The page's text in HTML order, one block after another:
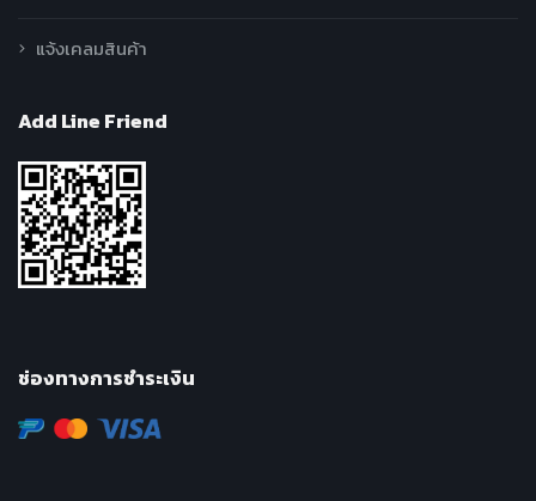
แจ้งเคลมสินค้า
Add Line Friend
ช่องทางการชำระเงิน